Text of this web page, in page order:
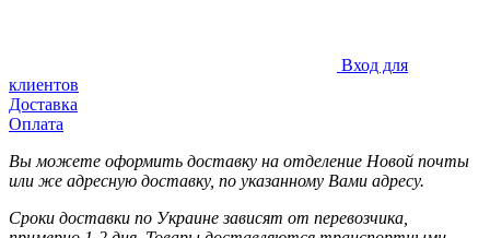
Вход для
клиентов
Доставка
Оплата
Вы можете оформить доставку на отделение Новой почты
или же адресную доставку, по указанному Вами адресу.
Сроки доставки по Украине зависят от перевозчика,